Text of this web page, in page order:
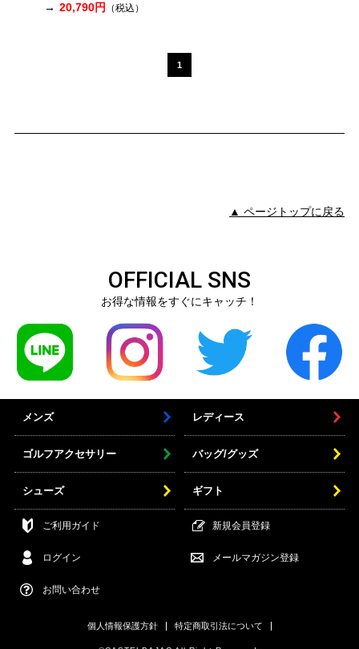
20,790円 （税込）
1
▲ ページトップに戻る
OFFICIAL SNS
お得な情報をすぐにキャッチ！
メンズ レディース
ゴルフアクセサリー バッグ/グッズ
シューズ ギフト
ご利用ガイド 新規会員登録
ログイン メールマガジン登録
お問い合わせ
個人情報保護方針 特定商取引法について